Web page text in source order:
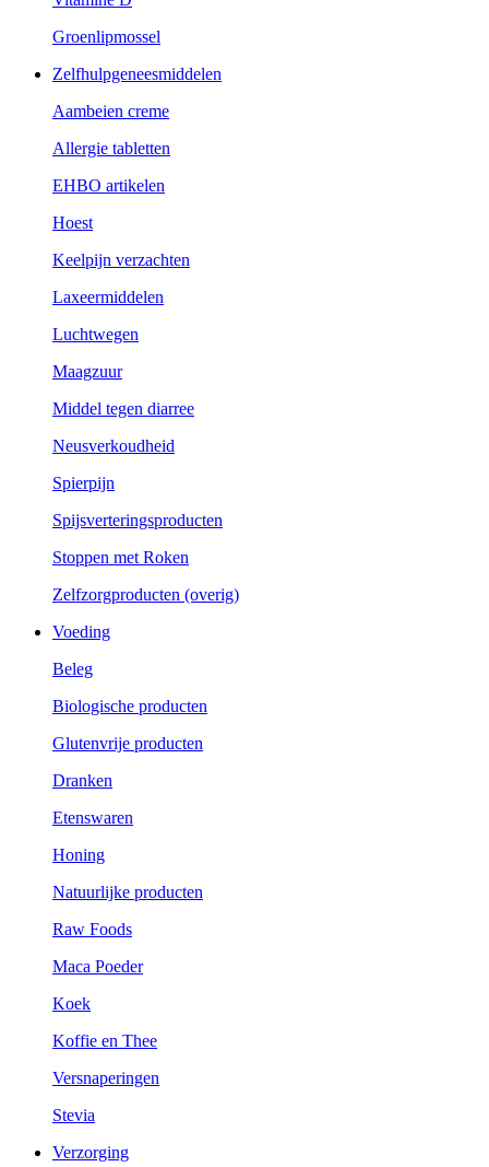
Groenlipmossel
Zelfhulpgeneesmiddelen
Aambeien creme
Allergie tabletten
EHBO artikelen
Hoest
Keelpijn verzachten
Laxeermiddelen
Luchtwegen
Maagzuur
Middel tegen diarree
Neusverkoudheid
Spierpijn
Spijsverteringsproducten
Stoppen met Roken
Zelfzorgproducten (overig)
Voeding
Beleg
Biologische producten
Glutenvrije producten
Dranken
Etenswaren
Honing
Natuurlijke producten
Raw Foods
Maca Poeder
Koek
Koffie en Thee
Versnaperingen
Stevia
Verzorging